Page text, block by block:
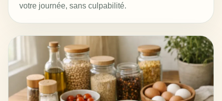
votre journée, sans culpabilité.